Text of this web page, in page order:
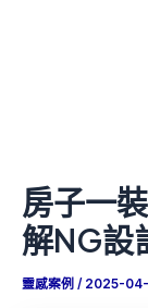
房子一
解NG設
靈感案例 / 2025-